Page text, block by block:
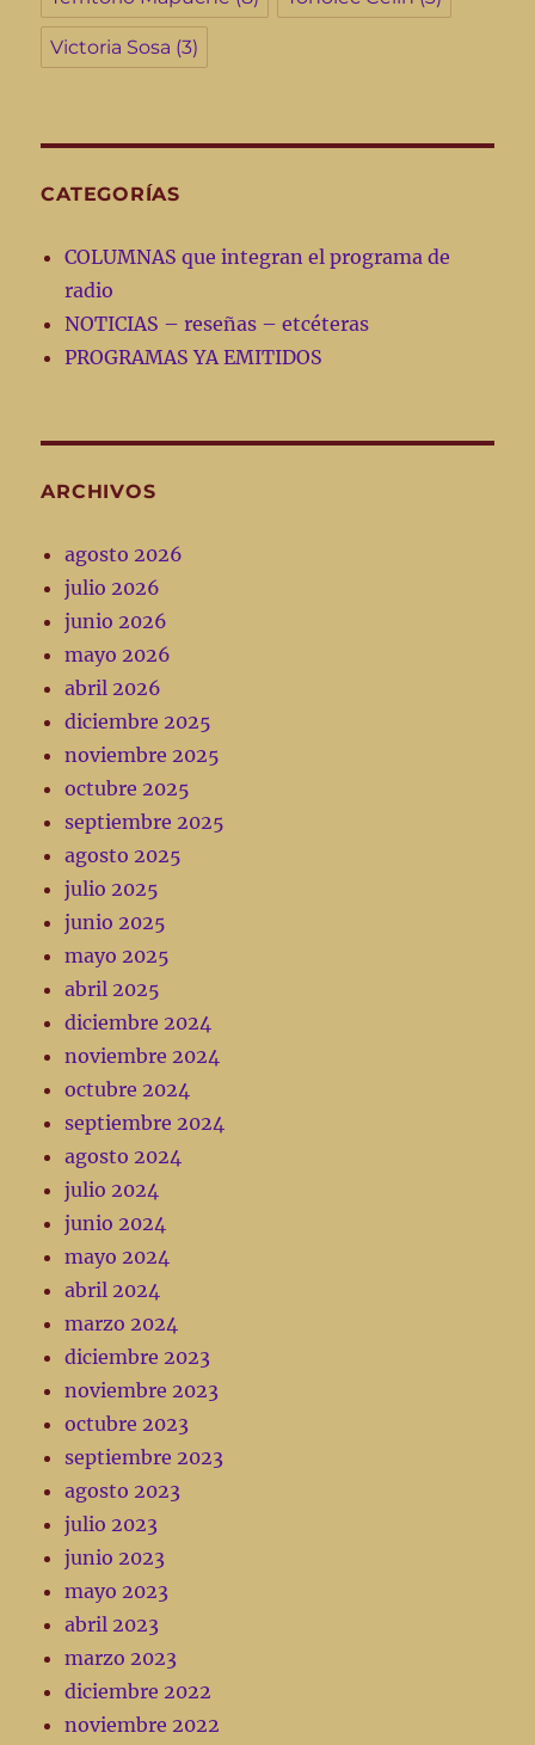
Victoria Sosa (3)
CATEGORÍAS
COLUMNAS que integran el programa de
radio
NOTICIAS – reseñas – etcéteras
PROGRAMAS YA EMITIDOS
ARCHIVOS
agosto 2026
julio 2026
junio 2026
mayo 2026
abril 2026
diciembre 2025
noviembre 2025
octubre 2025
septiembre 2025
agosto 2025
julio 2025
junio 2025
mayo 2025
abril 2025
diciembre 2024
noviembre 2024
octubre 2024
septiembre 2024
agosto 2024
julio 2024
junio 2024
mayo 2024
abril 2024
marzo 2024
diciembre 2023
noviembre 2023
octubre 2023
septiembre 2023
agosto 2023
julio 2023
junio 2023
mayo 2023
abril 2023
marzo 2023
diciembre 2022
noviembre 2022